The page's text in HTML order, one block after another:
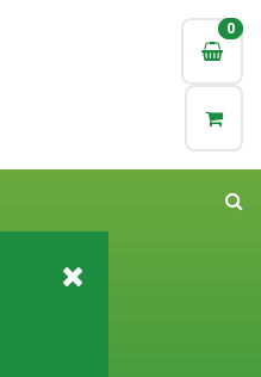
0
0